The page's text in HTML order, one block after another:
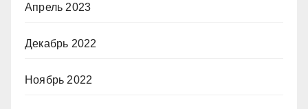
Апрель 2023
Декабрь 2022
Ноябрь 2022